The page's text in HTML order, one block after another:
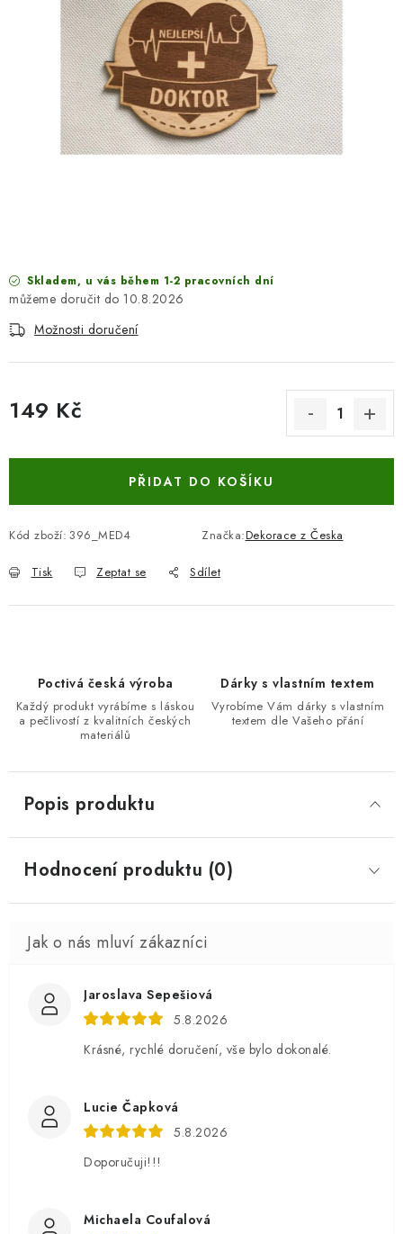
DÁRKY Z LÁSKY
NOVINKY
🔥 AKCE A SLEVY
Zakázková výroba
Spolupracujeme
Skladem, u vás během 1-2 pracovních dní
10.8.2026
Možnosti doručení
149 Kč
PŘIDAT DO KOŠÍKU
Kód zboží: 396_MED4 Značka:Dekorace z Česka
Tisk Zeptat se Sdílet
Poctivá česká výroba
Každý produkt vyrábíme s láskou
a pečlivostí z kvalitních českých
materiálů
Dárky s vlastním textem
Vyrobíme Vám dárky s vlastním
textem dle Vašeho přání
Popis produktu
Hodnocení produktu (0)
Jaroslava Sepešiová
5.8.2026
Krásné, rychlé doručení, vše bylo dokonalé.
Lucie Čapková
5.8.2026
Doporučuji!!!
Michaela Coufalová